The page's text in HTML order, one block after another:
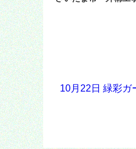
10月22日 緑彩ガ